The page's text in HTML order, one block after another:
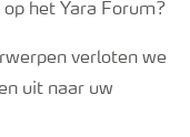
het Yara Forum?
verloten we
uit naar uw